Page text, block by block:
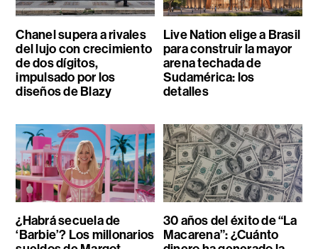
Chanel supera a rivales
del lujo con crecimiento
de dos dígitos,
impulsado por los
diseños de Blazy
Live Nation elige a Brasil
para construir la mayor
arena techada de
Sudamérica: los
detalles
¿Habrá secuela de
‘Barbie’? Los millonarios
30 años del éxito de “La
Macarena”: ¿Cuánto